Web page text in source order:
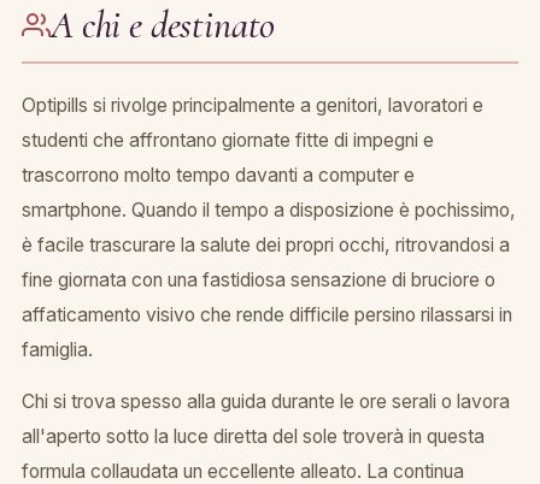
A chi e destinato
Optipills si rivolge principalmente a genitori, lavoratori e
studenti che affrontano giornate fitte di impegni e
trascorrono molto tempo davanti a computer e
smartphone. Quando il tempo a disposizione è pochissimo,
è facile trascurare la salute dei propri occhi, ritrovandosi a
fine giornata con una fastidiosa sensazione di bruciore o
affaticamento visivo che rende difficile persino rilassarsi in
famiglia.
Chi si trova spesso alla guida durante le ore serali o lavora
all'aperto sotto la luce diretta del sole troverà in questa
formula collaudata un eccellente alleato. La continua